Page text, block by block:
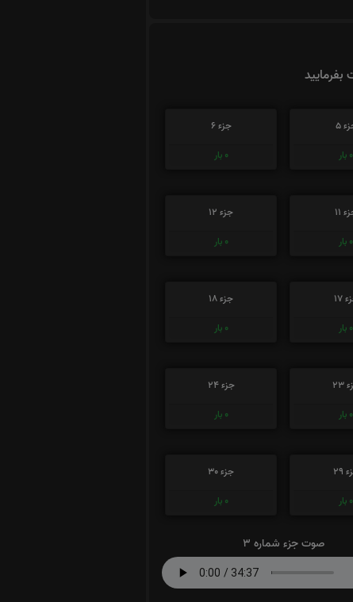
بفرمایید
5
0 بار
جزء 6
0 بار
11
0 بار
جزء 12
0 بار
17
0 بار
جزء 18
0 بار
23
0 بار
جزء 24
0 بار
29
0 بار
جزء 30
0 بار
صوت جزء شماره 3